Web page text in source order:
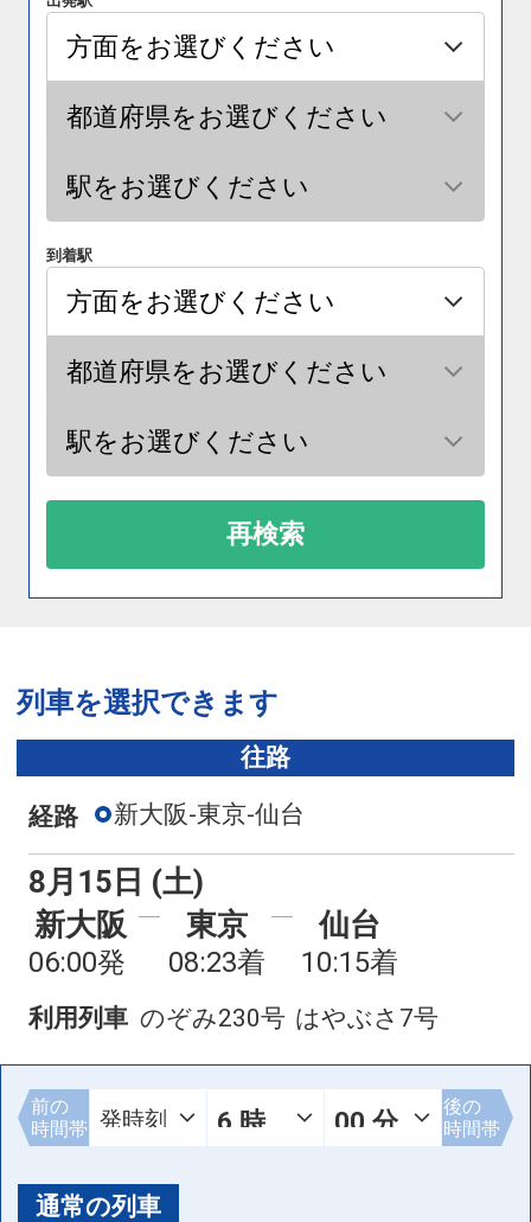
到着駅
再検索
列車を選択できます
往路
経路 新大阪-東京-仙台
8月15日 (土)
新大阪
06:00発
東京
08:23着
仙台
10:15着
利用列車 のぞみ230号 はやぶさ7号
前の
時間帯
後の
時間帯
通常の列車